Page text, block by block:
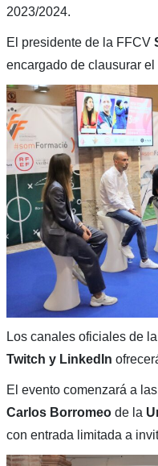
2023/2024.
El presidente de la FFCV
encargado de clausurar el
Los canales oficiales de la
Twitch y LinkedIn
El evento comenzará a
Carlos Borromeode la
con entrada limitada a